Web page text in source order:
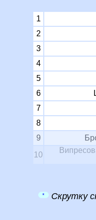
1
2
3
4
5
6
7
8
9
10
* Скрутку